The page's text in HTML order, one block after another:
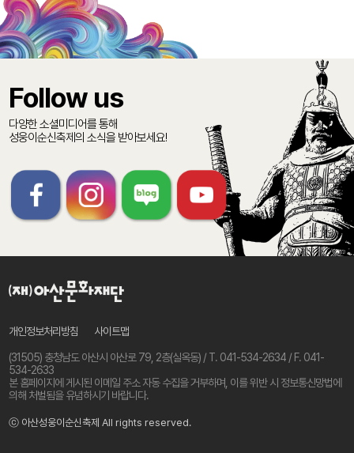
Follow us
다양한 소셜미디어를 통해
성웅이순신축제의 소식을 받아보세요!
개인정보처리방침 사이트맵
(31505) 충청남도 아산시 아산로 79, 2층(실옥동) / T. 041-534-2634 / F. 041-
534-2633
본 홈페이지에 게시된 이메일 주소 자동 수집을 거부하며, 이를 위반 시 정보통신망법에
의해 처벌됨을 유념하시기 바랍니다.
ⓒ 아산성웅이순신축제 All rights reserved.